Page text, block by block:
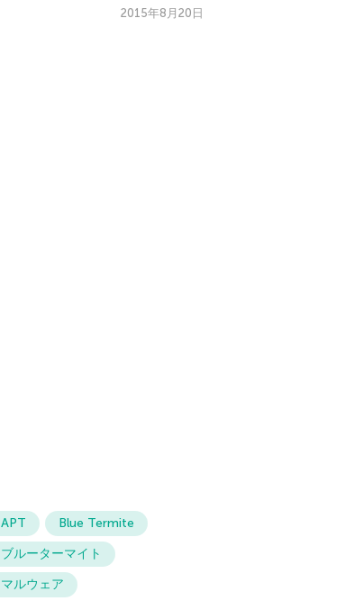
2015年8月20日
APT
Blue Termite
ブルーターマイト
マルウェア